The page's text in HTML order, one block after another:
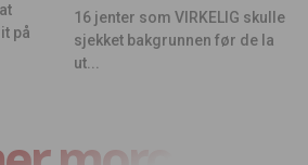
på
16 jenter som VIRKELIG skulle
sjekket bakgrunnen før de la
ut...